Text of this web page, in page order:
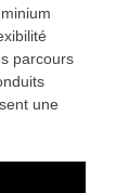
parcours
une